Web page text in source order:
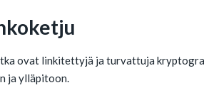
ovat linkitettyjä ja turvattuja
ja ylläpitoon.